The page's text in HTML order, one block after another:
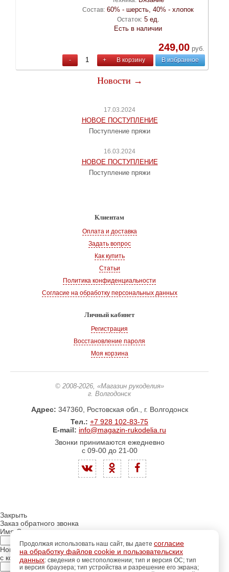
Состав: 60% - шерсть, 40% - хлопок
Остаток: 5 ед.
Есть в наличии
249,00руб.
- + В корзину В избранное
Новости →
17.03.2024
НОВОЕ ПОСТУПЛЕНИЕ
Поступление пряжи
16.03.2024
НОВОЕ ПОСТУПЛЕНИЕ
Поступление пряжи
Клиентам
Оплата и доставка
Задать вопрос
Как купить
Статьи
Политика конфиденциальности
Согласие на обработку персональных данных
Личный кабинет
Регистрация
Восстановление пароля
Моя корзина
© 2008-2026, «Магазин рукоделия»
г. Волгодонск
Адрес: 347360, Ростовская обл., г. Волгодонск
Тел.: +7 928 102-83-75
E-mail: info@magazin-rukodelia.ru
Звонки принимаются ежедневно
с 09-00 до 21-00
Продолжая использовать наш сайт, вы даете согласие
на обработку файлов cookie и пользовательских
данных: сведения о местоположении; тип и версия ОС; тип
и версия браузера; тип устройства и разрешение его экрана;
Закрыть
Заказ обратного звонка
Имя Отчество:
Номер телефона:
с кодом города